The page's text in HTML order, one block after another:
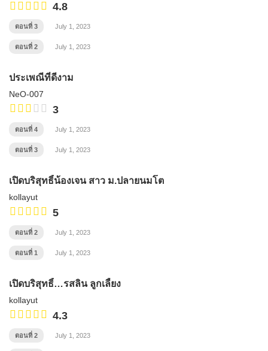
4.8
ตอนที่ 3 July 1, 2023
ตอนที่ 2 July 1, 2023
ประเพณีที่ดีงาม
NeO-007
3
ตอนที่ 4 July 1, 2023
ตอนที่ 3 July 1, 2023
เปิดบริสุทธิ์น้องเจน สาว ม.ปลายนมโต
kollayut
5
ตอนที่ 2 July 1, 2023
ตอนที่ 1 July 1, 2023
เปิดบริสุทธิ์…รสลิน ลูกเลี้ยง
kollayut
4.3
ตอนที่ 2 July 1, 2023